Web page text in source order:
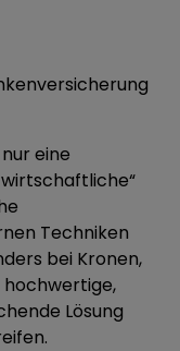
eine
Techniken
bei Kronen,
Lösung